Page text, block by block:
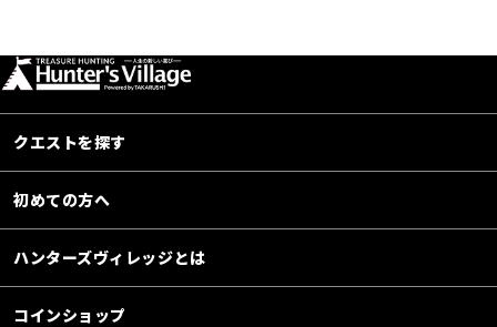
クエストを探す
初めての方へ
ハンターズヴィレッジとは
コインショップ